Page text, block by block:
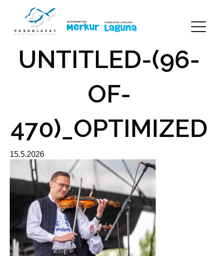
UNTITLED-(96-
OF-
470)_OPTIMIZED
15.5.2026